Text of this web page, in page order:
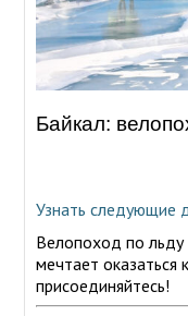
Байкал:
Узнать следующие
Велопоход по льду
мечтает
присоединяйтесь!